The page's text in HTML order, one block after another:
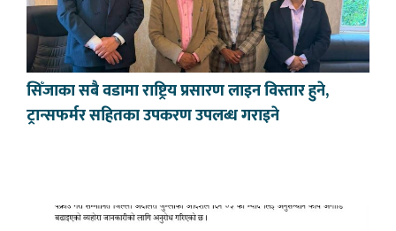
सिँजाका सबै वडामा राष्ट्रिय प्रसारण लाइन विस्तार हुने,
ट्रान्सफर्मर सहितका उपकरण उपलब्ध गराइने